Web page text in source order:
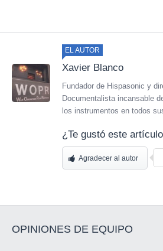
EL AUTOR
Xavier Blanco
Fundador de Hispasonic y
Documentalista incansable
los instrumentos en todos
¿Te gustó este
Agradecer al autor
OPINIONES DE EQUIPO